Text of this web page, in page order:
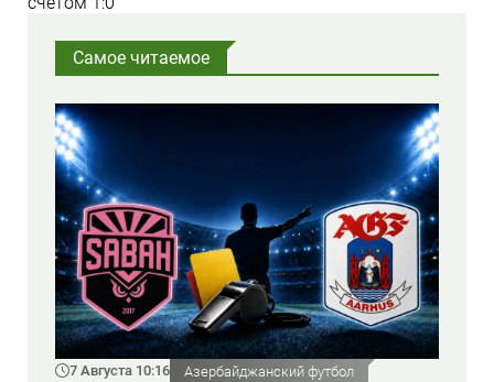
Самое читаемое
7 Августа 10:16 Азербайджанский футбол